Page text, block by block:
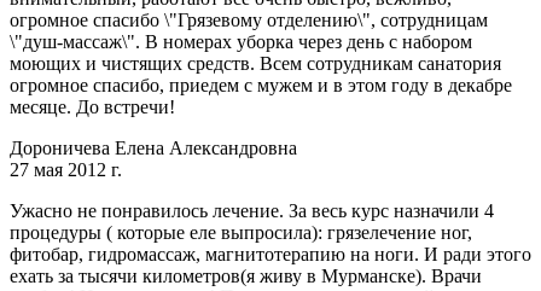
огромное спасибо \"Грязевому отделению\", сотрудницам
\"душ-массаж\". В номерах уборка через день с набором
моющих и чистящих средств. Всем сотрудникам санатория
огромное спасибо, приедем с мужем и в этом году в декабре
месяце. До встречи!
Дороничева Елена Александровна
27 мая 2012 г.
Ужасно не понравилось лечение. За весь курс назначили 4
процедуры ( которые еле выпросила): грязелечение ног,
фитобар, гидромассаж, магнитотерапию на ноги. И ради этого
ехать за тысячи километров(я живу в Мурманске). Врачи